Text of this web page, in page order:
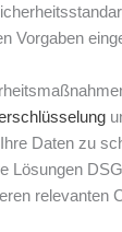
Vorgaben
Daten zu
Lösungen
relevanten